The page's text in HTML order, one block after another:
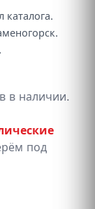
в наличии.
под